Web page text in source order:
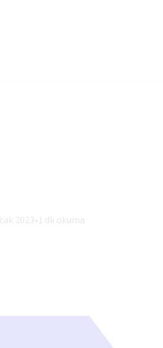
2023•1 dk okuma